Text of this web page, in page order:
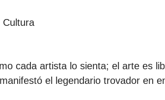
Cultura
cada artista lo sienta; el arte es
el legendario trovador en